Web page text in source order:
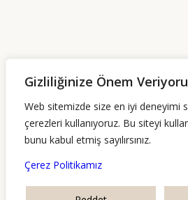
Gizliliğinize Önem
Web sitemizde size en iyi deneyimi
çerezleri kullanıyoruz. Bu siteyi
bunu kabul etmiş sayılırsınız.
Çerez Politikamız
0 232 700 21 79
İzmir